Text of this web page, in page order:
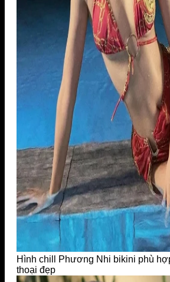
Hình chill Phương Nhi bikini phù
thoại đẹp